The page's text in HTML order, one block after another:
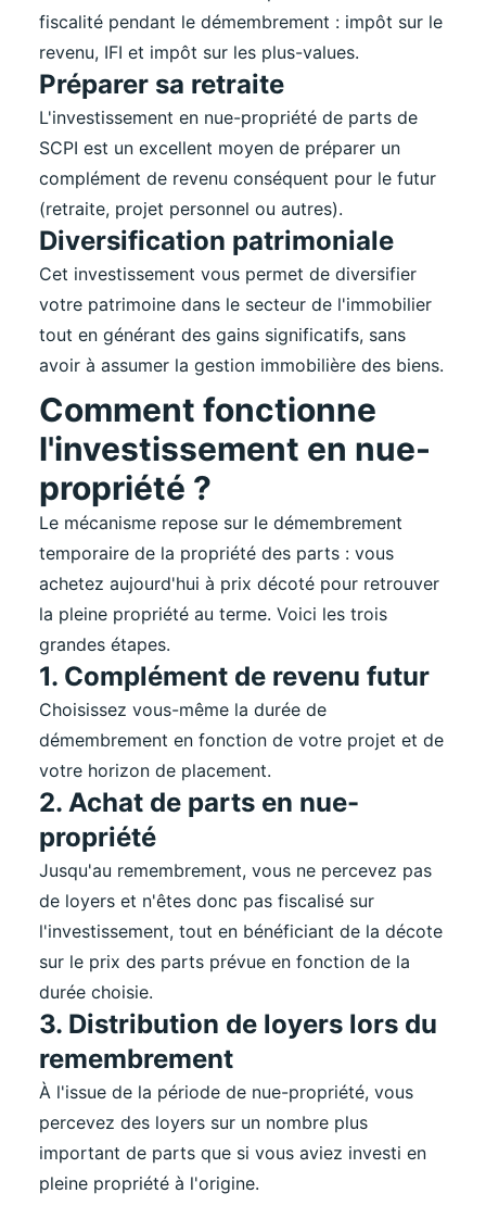
fiscalité pendant le démembrement : impôt sur le
revenu, IFI et impôt sur les plus-values.
Préparer sa retraite
L'investissement en nue-propriété de parts de
SCPI est un excellent moyen de préparer un
complément de revenu conséquent pour le futur
(retraite, projet personnel ou autres).
Diversification patrimoniale
Cet investissement vous permet de diversifier
votre patrimoine dans le secteur de l'immobilier
tout en générant des gains significatifs, sans
avoir à assumer la gestion immobilière des biens.
Comment fonctionne
l'investissement en nue-
propriété ?
Le mécanisme repose sur le démembrement
temporaire de la propriété des parts : vous
achetez aujourd'hui à prix décoté pour retrouver
la pleine propriété au terme. Voici les trois
grandes étapes.
1. Complément de revenu futur
Choisissez vous-même la durée de
démembrement en fonction de votre projet et de
votre horizon de placement.
2. Achat de parts en nue-
propriété
Jusqu'au remembrement, vous ne percevez pas
de loyers et n'êtes donc pas fiscalisé sur
l'investissement, tout en bénéficiant de la décote
sur le prix des parts prévue en fonction de la
durée choisie.
3. Distribution de loyers lors du
remembrement
À l'issue de la période de nue-propriété, vous
percevez des loyers sur un nombre plus
important de parts que si vous aviez investi en
pleine propriété à l'origine.